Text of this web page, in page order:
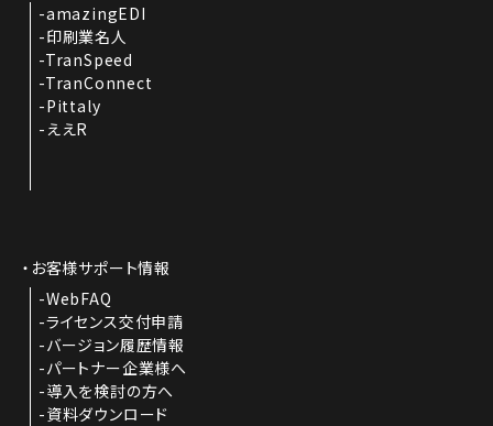
amazingEDI
印刷業名人
TranSpeed
TranConnect
Pittaly
ええR
お客様サポート情報
WebFAQ
ライセンス交付申請
バージョン履歴情報
パートナー企業様へ
導入を検討の方へ
資料ダウンロード